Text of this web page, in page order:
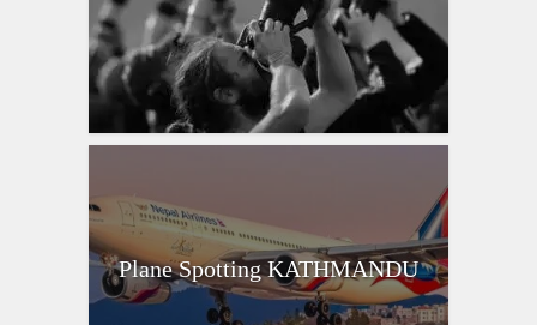
Plane Spotting KATHMANDU